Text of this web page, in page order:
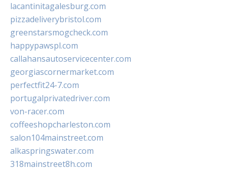
lacantinitagalesburg.com
pizzadeliverybristol.com
greenstarsmogcheck.com
happypawspl.com
callahansautoservicecenter.com
georgiascornermarket.com
perfectfit24-7.com
portugalprivatedriver.com
von-racer.com
coffeeshopcharleston.com
salon104mainstreet.com
alkaspringswater.com
318mainstreet8h.com